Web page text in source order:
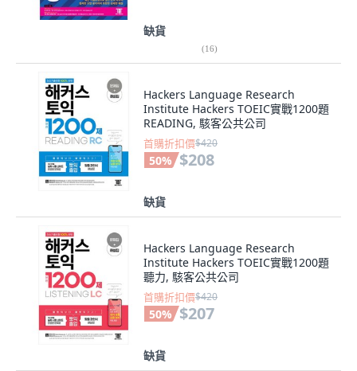
缺貨
(16)
Hackers Language Research
Institute Hackers TOEIC實戰1200題
READING, 駭客公共公司
首購折扣價$420
50% $208
缺貨
Hackers Language Research
Institute Hackers TOEIC實戰1200題
聽力, 駭客公共公司
首購折扣價$420
50% $207
缺貨